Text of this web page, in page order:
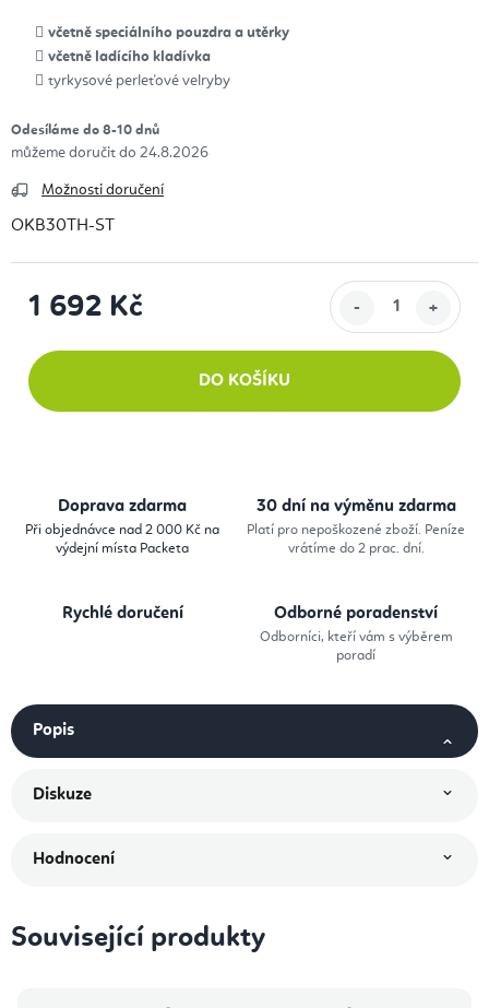
včetně speciálního pouzdra a utěrky
včetně ladícího kladívka
tyrkysové perleťové velryby
Odesíláme do 8-10 dnů
24.8.2026
Možnosti doručení
OKB30TH-ST
1 692 Kč
DO KOŠÍKU
Doprava zdarma
Při objednávce nad 2 000 Kč na
výdejní místa Packeta
30 dní na výměnu zdarma
Platí pro nepoškozené zboží. Peníze
vrátíme do 2 prac. dní.
Rychlé doručení Odborné poradenství
Odborníci, kteří vám s výběrem
poradí
Popis
Diskuze
Hodnocení
Související produkty